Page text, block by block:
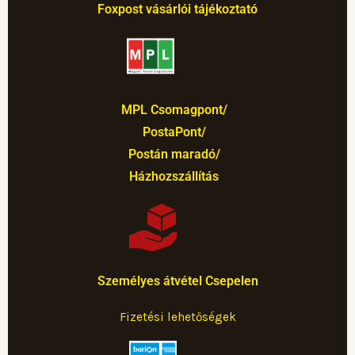
Foxpost vásárlói tájékoztató
MPL Csomagpont/
PostaPont/
Postán maradó/
Házhozszállítás
Személyes átvétel Csepelen
Fizetési lehetőségek